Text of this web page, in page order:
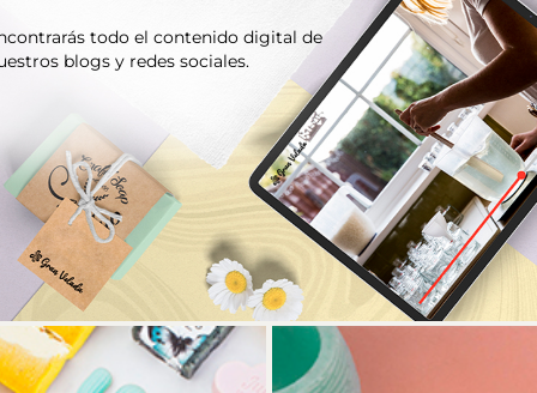
todo el contenido digital de
blogs y redes sociales.